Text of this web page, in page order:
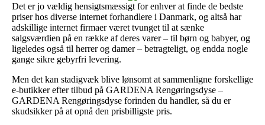
Det er jo vældig hensigtsmæssigt for enhver at finde de bedste
priser hos diverse internet forhandlere i Danmark, og altså har
adskillige internet firmaer været tvunget til at sænke
salgsværdien på en række af deres varer – til børn og babyer, og
ligeledes også til herrer og damer – betragteligt, og endda nogle
gange sikre gebyrfri levering.
Men det kan stadigvæk blive lønsomt at sammenligne forskellige
e-butikker efter tilbud på GARDENA Rengøringsdyse –
GARDENA Rengøringsdyse forinden du handler, så du er
skudsikker på at opnå den prisbilligste pris.